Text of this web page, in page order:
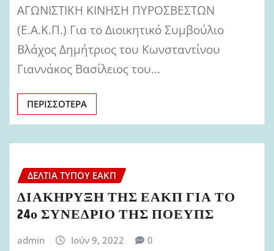
ΑΓΩΝΙΣΤΙΚΗ ΚΙΝΗΣΗ ΠΥΡΟΣΒΕΣΤΩΝ
(Ε.Α.Κ.Π.) Για το Διοικητικό Συμβούλιο
Βλάχος Δημήτριος του Κωνσταντίνου
Γιαννάκος Βασίλειος του…
ΠΕΡΙΣΣΌΤΕΡΑ
ΔΕΛΤΊΑ ΤΎΠΟΥ ΕΑΚΠ
ΔΙΑΚΗΡΥΞΗ ΤΗΣ ΕΑΚΠ ΓΙΑ ΤΟ
24ο ΣΥΝΕΔΡΙΟ ΤΗΣ ΠΟΕΥΠΣ
admin Ιούν 9, 2022 0